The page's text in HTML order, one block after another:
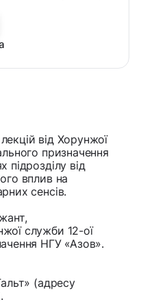
від Хорунжої
призначення
від
вплив на
сенсів.
служби 12-ої
НГУ «Азов».
(адресу